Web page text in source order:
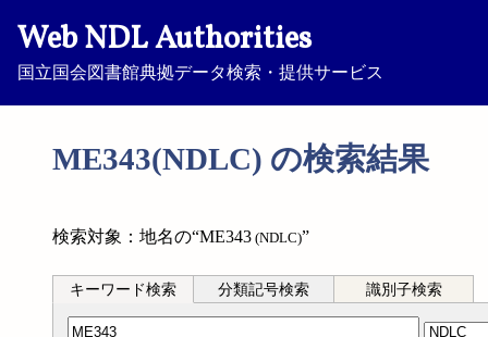
Web NDL Authorities
国立国会図書館典拠データ検索・提供サービス
ME343(NDLC) の検索結果
検索対象：地名の“ME343 (NDLC)”
キーワード検索 分類記号検索 識別子検索
分類記号検索